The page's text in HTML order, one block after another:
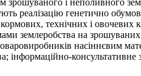
зрошуваного і неполивного
реалізацію генетично
технічних і овочевих
землеробства на
насіннєвим
інформаційно-